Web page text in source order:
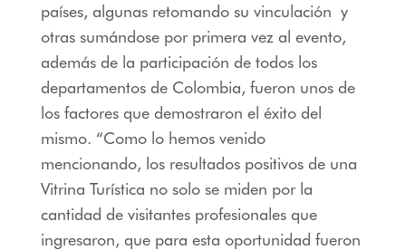
países, algunas retomando su vinculación y
otras sumándose por primera vez al evento,
además de la participación de todos los
departamentos de Colombia, fueron unos de
los factores que demostraron el éxito del
mismo. “Como lo hemos venido
mencionando, los resultados positivos de una
Vitrina Turística no solo se miden por la
cantidad de visitantes profesionales que
ingresaron, que para esta oportunidad fueron